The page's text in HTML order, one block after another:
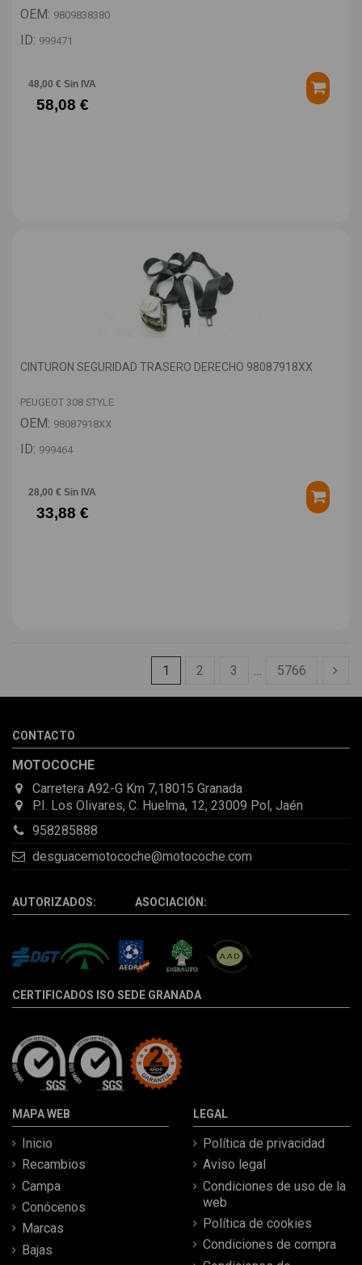
OEM: 9809838380
ID: 999471
48,00 € Sin IVA
58,08 €
CINTURON SEGURIDAD TRASERO DERECHO 98087918XX
PEUGEOT 308 STYLE
OEM: 98087918XX
ID: 999464
28,00 € Sin IVA
33,88 €
1 2 3 … 5766
CONTACTO
MOTOCOCHE
Carretera A92-G Km 7,18015 Granada
P.I. Los Olivares, C. Huelma, 12, 23009 Pol, Jaén
958285888
desguacemotocoche@motocoche.com
AUTORIZADOS: ASOCIACIÓN:
CERTIFICADOS ISO SEDE GRANADA
MAPA WEB
Inicio
Recambios
Campa
Conócenos
Marcas
Bajas
LEGAL
Política de privacidad
Aviso legal
Condiciones de uso de la
web
Política de cookies
Condiciones de compra